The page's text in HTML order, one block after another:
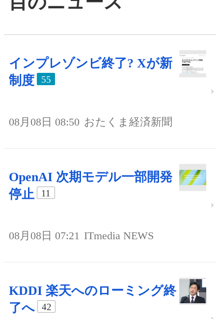
インプレゾンビ終了? Xが新
制度
55
08月08日 08:50 おたくま経済新聞
OpenAI 次期モデル一部開発
停止
11
08月08日 07:21 ITmedia NEWS
KDDI 楽天へのローミング終
了へ
42